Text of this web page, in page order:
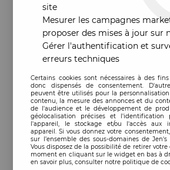
site
Mesurer les campagnes
proposer des mises à jour sur
Gérer l'authentification et
erreurs techniques
Certains cookies sont nécessaires à des
donc dispensés de consentement.
peuvent être utilisés pour la
contenu, la mesure des annonces et du
de l'audience et le développement de
géolocalisation précises et
l'appareil, le stockage et/ou l'accès aux
appareil. Si vous donnez votre
sur l’ensemble des sous-domaines de Jen's
Vous disposez de la possibilité de retirer
moment en cliquant sur le widget en bas à
en savoir plus, consulter notre politique de